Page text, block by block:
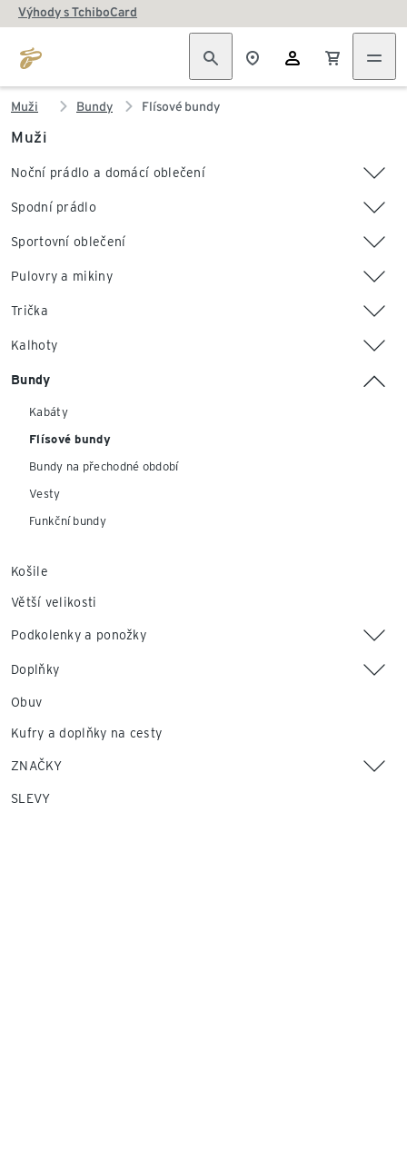
Výhody s TchiboCard
Muži Bundy Flísové bundy
Muži
Noční prádlo a domácí oblečení
Spodní prádlo
Sportovní oblečení
Pulovry a mikiny
Trička
Kalhoty
Bundy
Kabáty
Flísové bundy
Bundy na přechodné období
Vesty
Funkční bundy
Košile
Větší velikosti
Podkolenky a ponožky
Doplňky
Obuv
Kufry a doplňky na cesty
ZNAČKY
SLEVY